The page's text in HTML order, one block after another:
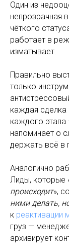
Один из
непрозрачная
чёткого
работает в
изматывает.
Правильно
только
каждая сделка
каждого этапа
напоминает о
держать всё в
Аналогично
Лиды, которые
происходит»,
ними делать,
к реактивации
груз —
архивирует